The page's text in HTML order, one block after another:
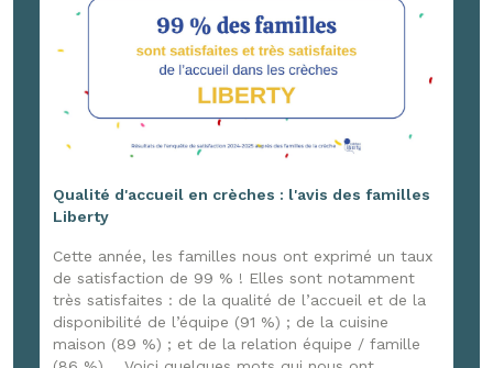
Qualité d'accueil en crèches : l'avis des familles
Liberty
Cette année, les familles nous ont exprimé un taux
de satisfaction de 99 % ! Elles sont notamment
très satisfaites : de la qualité de l’accueil et de la
disponibilité de l’équipe (91 %) ; de la cuisine
maison (89 %) ; et de la relation équipe / famille